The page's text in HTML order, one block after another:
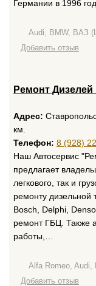
Германии в 1996
Audi, BMW, ВАЗ
Добавить отзыв
Ремонт Дизелей
Адрес:
км.
Телефон: 8 (928)
Наш Автосервис
предлагает
легкового, так и
ремонту
Bosch, Delphi,
ремонт ГБЦ. Также
работы,…
Alfa Romeo,
Добавить отзыв